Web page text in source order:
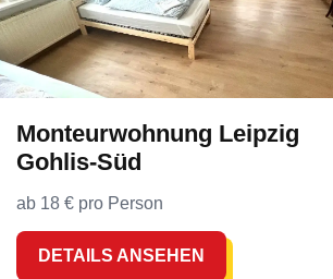
Monteurwohnung Leipzig
Gohlis-Süd
ab 18 € pro Person
DETAILS ANSEHEN